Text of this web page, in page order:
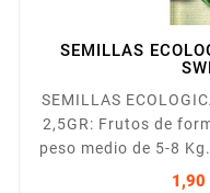
SEMILLAS
SEMILLAS
2,5GR: Frutos de
peso medio de 5-8
con1,90